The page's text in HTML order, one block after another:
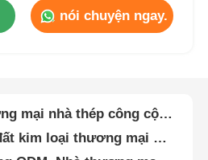
nói chuyện ngay.
Q235B Q355B Q420B Khung cấu trúc thép công nghiệp AISC tiêu chuẩn tùy chỉnh
Ống chống động đất kim loại thương mại bán lẻ xây dựng kỹ thuật trước tùy chỉnh